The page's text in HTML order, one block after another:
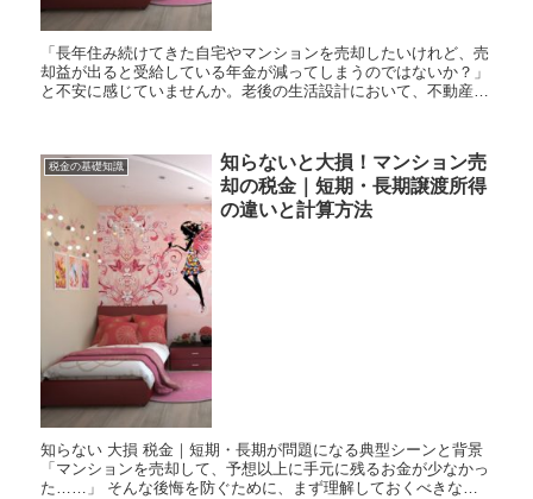
「長年住み続けてきた自宅やマンションを売却したいけれど、売
却益が出ると受給している年金が減ってしまうのではないか？」
と不安に感じていませんか。老後の生活設計において、不動産の
税金の基礎知識
知らないと大損！マンション売
却の税金｜短期・長期譲渡所得
の違いと計算方法
知らない 大損 税金｜短期・長期が問題になる典型シーンと背景
「マンションを売却して、予想以上に手元に残るお金が少なかっ
た……」 そんな後悔を防ぐために、まず理解しておくべきなの